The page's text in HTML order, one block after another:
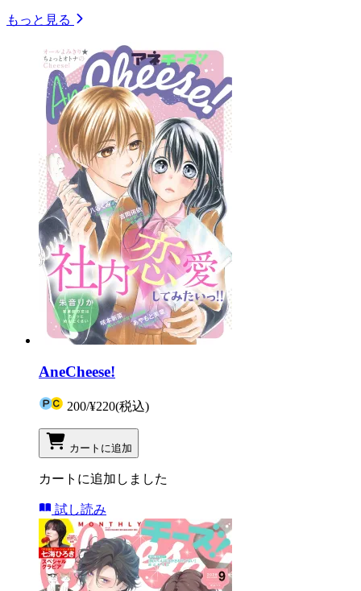
もっと見る
AneCheese!
200/¥220(税込)
カートに追加
カートに追加しました
試し読み